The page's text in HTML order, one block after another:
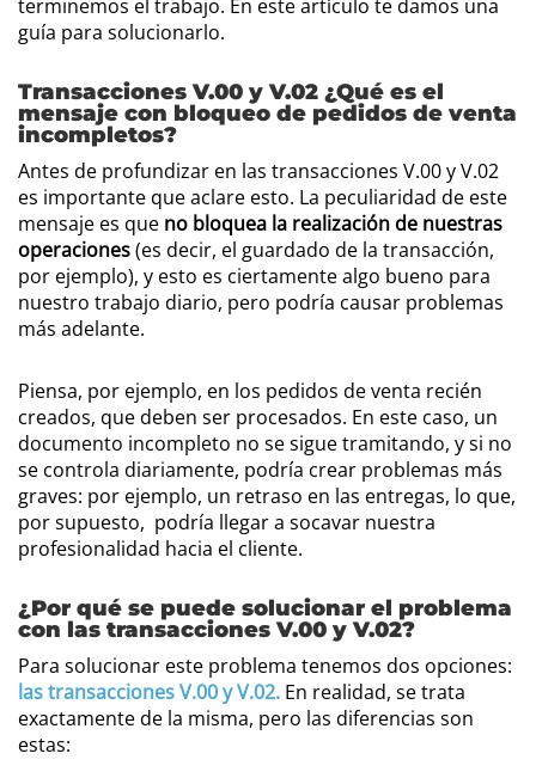
terminemos el trabajo. En este artículo te damos una
guía para solucionarlo.
Transacciones V.00 y V.02 ¿Qué es el
mensaje con bloqueo de pedidos de venta
incompletos?
Antes de profundizar en las transacciones V.00 y V.02
es importante que aclare esto. La peculiaridad de este
mensaje es que no bloquea la realización de nuestras
operaciones(es decir, el guardado de la transacción,
por ejemplo), y esto es ciertamente algo bueno para
nuestro trabajo diario, pero podría causar problemas
más adelante.
Piensa, por ejemplo, en los pedidos de venta recién
creados, que deben ser procesados. En este caso, un
documento incompleto no se sigue tramitando, y si no
se controla diariamente, podría crear problemas más
graves: por ejemplo, un retraso en las entregas, lo que,
por supuesto, podría llegar a socavar nuestra
profesionalidad hacia el cliente.
¿Por qué se puede solucionar el problema
con las transacciones V.00 y V.02?
Para solucionar este problema tenemos dos opciones:
las transacciones V.00 y V.02. En realidad, se trata
exactamente de la misma, pero las diferencias son
estas: